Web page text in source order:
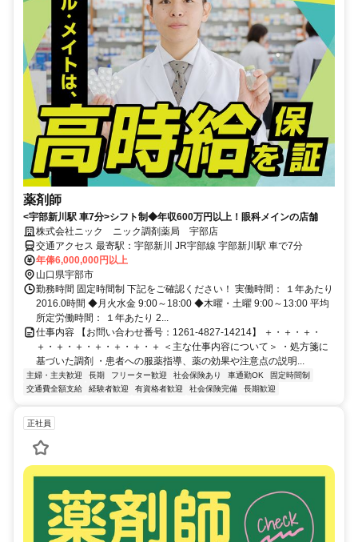
薬剤師
<宇部新川駅 車7分>シフト制◆年収600万円以上！眼科メインの店舗
株式会社ニック ニック調剤薬局 宇部店
交通アクセス 最寄駅：宇部新川 JR宇部線 宇部新川駅 車で7分
年俸6,000,000円以上
山口県宇部市
勤務時間 固定時間制 下記をご確認ください！ 実働時間： １年あたり
2016.0時間 ◆月火水金 9:00～18:00 ◆木曜・土曜 9:00～13:00 平均
所定労働時間： １年あたり 2...
仕事内容 【お問い合わせ番号：1261-4827-14214】 ＋・＋・＋・
＋・＋・＋・＋・＋・＋・＋ ＜主な仕事内容について＞ ・処方箋に
基づいた調剤 ・患者への服薬指導、薬の効果や注意点の説明...
主婦・主夫歓迎 長期 フリーター歓迎 社会保険あり 車通勤OK
固定時間制
交通費全額支給
経験者歓迎 有資格者歓迎 社会保険完備 長期歓迎
正社員